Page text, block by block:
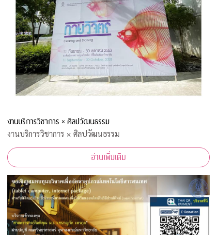
งานบริการวิชาการ × ศิลปวัฒนธรรม
งานบริการวิชาการ × ศิลปวัฒนธรรม
อ่านเพิ่มเติม